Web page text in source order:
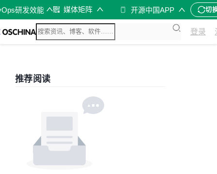
研发效能 媒体矩阵 开源中国APP 切
登录
推荐阅读